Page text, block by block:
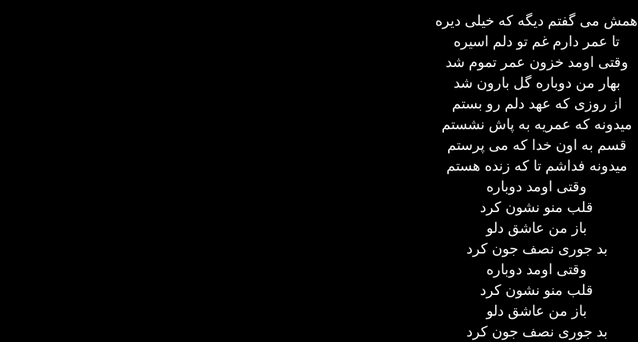
همش می گفتم دیگه که خیلی دیره
تا عمر دارم غم تو دلم اسیره
وقتی اومد خزون عمر تموم شد
بهار من دوباره گل بارون شد
از روزی که عهد دلم رو بستم
میدونه که عمریه به پاش نشستم
قسم به اون خدا که می پرستم
میدونه فداشم تا که زنده هستم
وقتی اومد دوباره
قلب منو نشون کرد
باز من عاشق دلو
بد جوری نصف جون کرد
وقتی اومد دوباره
قلب منو نشون کرد
باز من عاشق دلو
بد جوری نصف جون کرد